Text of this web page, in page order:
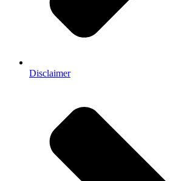
Disclaimer